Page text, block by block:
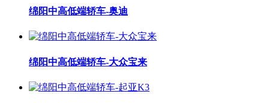
绵阳中高低端轿车-奥迪
绵阳中高低端轿车-大众宝来